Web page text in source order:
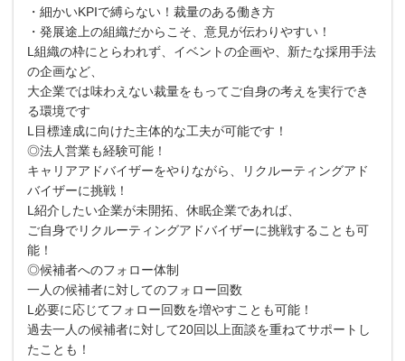
・細かいKPIで縛らない！裁量のある働き方
・発展途上の組織だからこそ、意見が伝わりやすい！
L組織の枠にとらわれず、イベントの企画や、新たな採用手法
の企画など、
大企業では味わえない裁量をもってご自身の考えを実行でき
る環境です
L目標達成に向けた主体的な工夫が可能です！
◎法人営業も経験可能！
キャリアアドバイザーをやりながら、リクルーティングアド
バイザーに挑戦！
L紹介したい企業が未開拓、休眠企業であれば、
ご自身でリクルーティングアドバイザーに挑戦することも可
能！
◎候補者へのフォロー体制
一人の候補者に対してのフォロー回数
L必要に応じてフォロー回数を増やすことも可能！
過去一人の候補者に対して20回以上面談を重ねてサポートし
たことも！